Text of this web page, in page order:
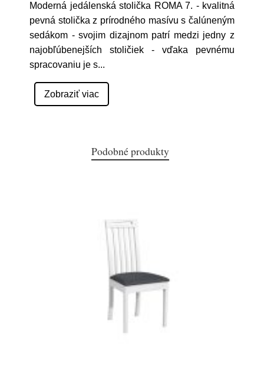
Moderná jedálenská stolička ROMA 7. - kvalitná
pevná stolička z prírodného masívu s čalúneným
sedákom - svojim dizajnom patrí medzi jedny z
najobľúbenejších stoličiek - vďaka pevnému
spracovaniu je s...
Zobraziť viac
Podobné produkty